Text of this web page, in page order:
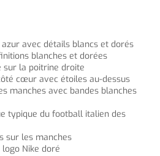
azur avec détails blancs et dorés
blanches et dorées
sur la poitrine droite
cœur avec étoiles au-dessus
manches avec bandes blanches
typique du football italien des
sur les manches
Nike doré